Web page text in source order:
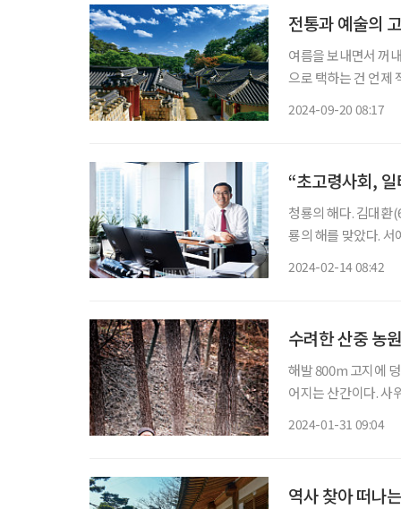
전통과 예술의
여름을 보내면서 꺼
으로 택하는 건 언제
2024-09-20 08:17
“초고령사회,
청룡의 해다. 김대환
룡의 해를 맞았다.
2024-02-14 08:42
수려한 산중 농
해발 800m 고지에
어지는 산간이다. 사
2024-01-31 09:04
역사 찾아 떠나